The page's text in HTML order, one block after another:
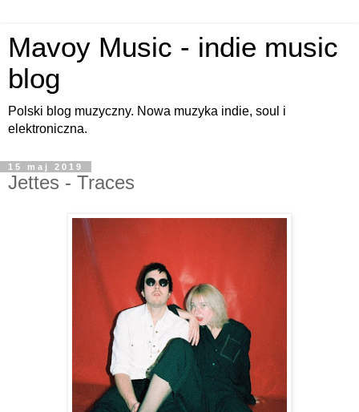
Mavoy Music - indie music
blog
Polski blog muzyczny. Nowa muzyka indie, soul i
elektroniczna.
15 maj 2019
Jettes - Traces